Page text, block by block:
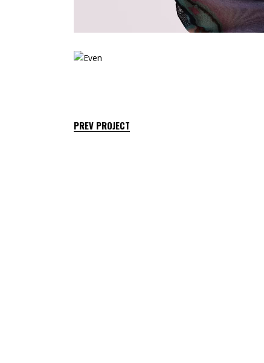
PREV PROJECT